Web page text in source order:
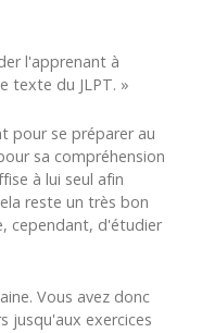
l'apprenant à
texte du JLPT. »
pour se préparer au
sa compréhension
à lui seul afin
reste un très bon
cependant, d'étudier
Vous avez donc
jusqu'aux exercices